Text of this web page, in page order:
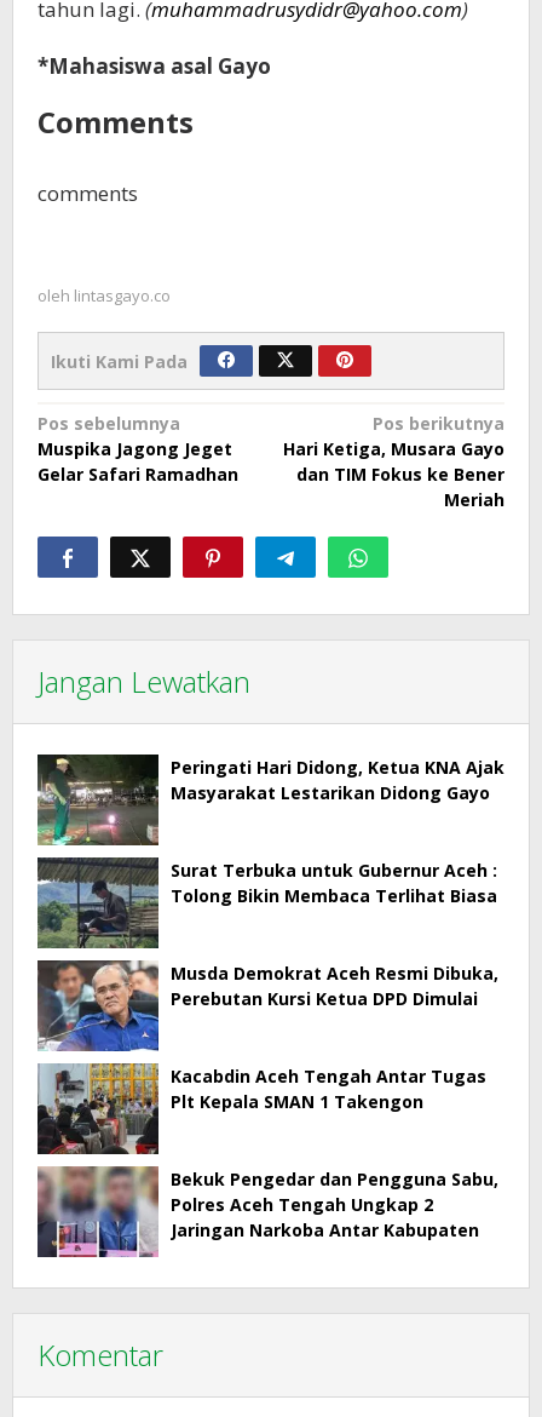
tahun lagi. (muhammadrusydidr@yahoo.com)
*Mahasiswa asal Gayo
Comments
comments
oleh lintasgayo.co
Ikuti Kami Pada
Navigasi
pos
Pos sebelumnya
Muspika Jagong Jeget
Gelar Safari Ramadhan
Pos berikutnya
Hari Ketiga, Musara Gayo
dan TIM Fokus ke Bener
Meriah
Jangan Lewatkan
Peringati Hari Didong, Ketua KNA Ajak
Masyarakat Lestarikan Didong Gayo
Surat Terbuka untuk Gubernur Aceh :
Tolong Bikin Membaca Terlihat Biasa
Musda Demokrat Aceh Resmi Dibuka,
Perebutan Kursi Ketua DPD Dimulai
Kacabdin Aceh Tengah Antar Tugas
Plt Kepala SMAN 1 Takengon
Bekuk Pengedar dan Pengguna Sabu,
Polres Aceh Tengah Ungkap 2
Jaringan Narkoba Antar Kabupaten
Komentar